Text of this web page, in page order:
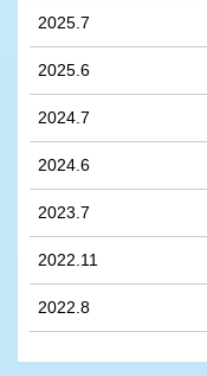
2025.7
2025.6
2024.7
2024.6
2023.7
2022.11
2022.8